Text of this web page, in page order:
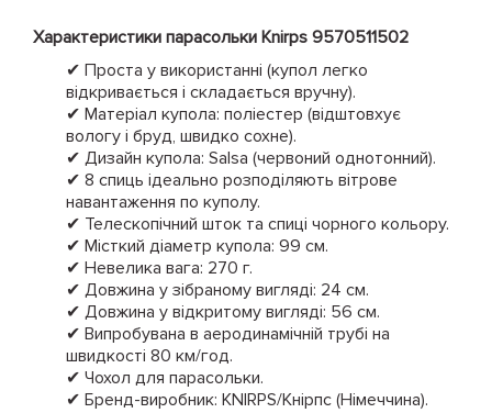
Характеристики парасольки Knirps 9570511502
✔ Проста у використанні (купол легко
відкривається і складається вручну).
✔ Матеріал купола: поліестер (відштовхує
вологу і бруд, швидко сохне).
✔ Дизайн купола: Salsa (червоний однотонний).
✔ 8 спиць ідеально розподіляють вітрове
навантаження по куполу.
✔ Телескопічний шток та спиці чорного кольору.
✔ Місткий діаметр купола: 99 см.
✔ Невелика вага: 270 г.
✔ Довжина у зібраному вигляді: 24 см.
✔ Довжина у відкритому вигляді: 56 см.
✔ Випробувана в аеродинамічній трубі на
швидкості 80 км/год.
✔ Чохол для парасольки.
✔ Бренд-виробник: KNIRPS/Кнірпс (Німеччина).